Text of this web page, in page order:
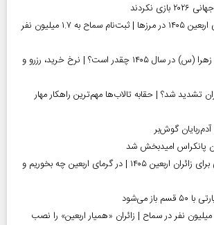
نکردند
آغاز رسمی برنامه‌های اربعین ۱۴۰۵ در مرز‌ها | ثبت‌نام سماح به ۱.۷ میلیون نفر
قیمت قبر در بهشت زهرا (س) در سال ۱۴۰۵ چقدر است؟ | نرخ خرید، رزرو و
تشدید شد؟ | حقابه تالاب‌ها مهم‌ترین راهکار مهار
گوش‌بر
پانکراس امیدبخش شد
توصیه‌های تغذیه‌ای برای زائران اربعین ۱۴۰۵ | در گرمای اربعین چه بخوریم و
می‌شود
نفر در سماح | زائران «همیار اربعین» را نصب